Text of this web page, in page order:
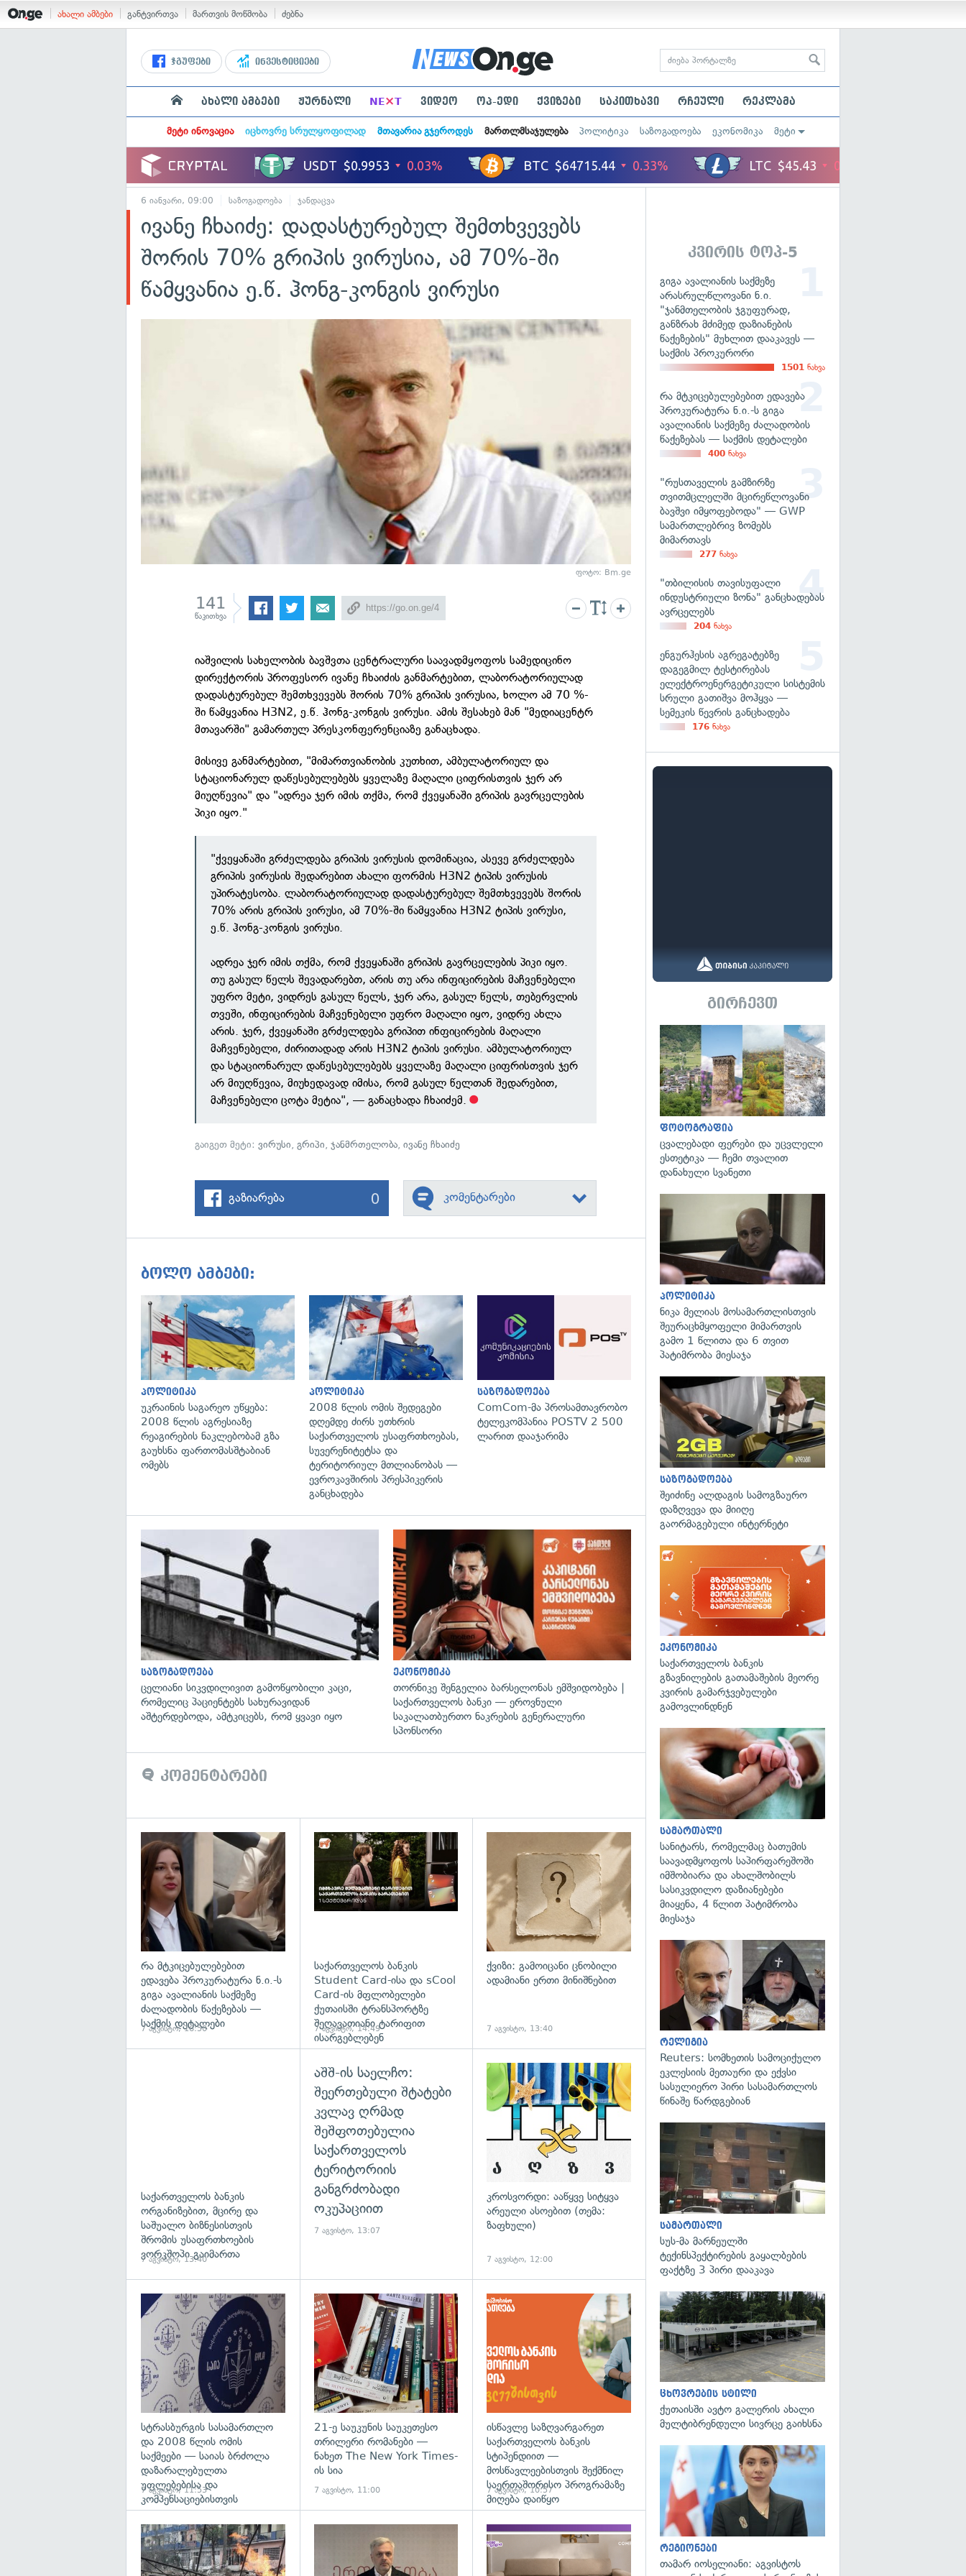
ახალი ამბები განტვირთვა მართვის მოწმობა ძებნა
ჯგუფები ინვესტიციები
ახალი ამბები ჟურნალი NE×T ვიდეო ოპ-ედი ქვიზები საკითხავი რჩეული რეკლამა
მეტი ინოვაცია იცხოვრე სრულყოფილად მთავარია გჯეროდეს მართლმსაჯულება პოლიტიკა საზოგადოება ეკონომიკა მეტი
6 იანვარი, 09:00 საზოგადოება ჯანდაცვა
ივანე ჩხაიძე: დადასტურებულ შემთხვევებს
შორის 70% გრიპის ვირუსია, ამ 70%-ში
წამყვანია ე.წ. ჰონგ-კონგის ვირუსი
ფოტო: Bm.ge
141
წაკითხვა
იაშვილის სახელობის ბავშვთა ცენტრალური საავადმყოფოს სამედიცინო
დირექტორის პროფესორ ივანე ჩხაიძის განმარტებით, ლაბორატორიულად
დადასტურებულ შემთხვევებს შორის 70% გრიპის ვირუსია, ხოლო ამ 70 %-
ში წამყვანია H3N2, ე.წ. ჰონგ-კონგის ვირუსი. ამის შესახებ მან "მედიაცენტრ
მთავარში" გამართულ პრესკონფერენციაზე განაცხადა.
მისივე განმარტებით, "მიმართვიანობის კუთხით, ამბულატორიულ და
სტაციონარულ დაწესებულებებს ყველაზე მაღალი ციფრისთვის ჯერ არ
მიუღწევია" და "ადრეა ჯერ იმის თქმა, რომ ქვეყანაში გრიპის გავრცელების
პიკი იყო."
"ქვეყანაში გრძელდება გრიპის ვირუსის დომინაცია, ასევე გრძელდება
გრიპის ვირუსის შედარებით ახალი ფორმის H3N2 ტიპის ვირუსის
უპირატესობა. ლაბორატორიულად დადასტურებულ შემთხვევებს შორის
70% არის გრიპის ვირუსი, ამ 70%-ში წამყვანია H3N2 ტიპის ვირუსი,
ე.წ. ჰონგ-კონგის ვირუსი.
ადრეა ჯერ იმის თქმა, რომ ქვეყანაში გრიპის გავრცელების პიკი იყო.
თუ გასულ წელს შევადარებთ, არის თუ არა ინფიცირების მაჩვენებელი
უფრო მეტი, ვიდრეს გასულ წელს, ჯერ არა, გასულ წელს, თებერვლის
თვეში, ინფიცირების მაჩვენებელი უფრო მაღალი იყო, ვიდრე ახლა
არის. ჯერ, ქვეყანაში გრძელდება გრიპით ინფიცირების მაღალი
მაჩვენებელი, ძირითადად არის H3N2 ტიპის ვირუსი. ამბულატორიულ
და სტაციონარულ დაწესებულებებს ყველაზე მაღალი ციფრისთვის ჯერ
არ მიუღწევია, მიუხედავად იმისა, რომ გასულ წელთან შედარებით,
მაჩვენებელი ცოტა მეტია", — განაცხადა ჩხაიძემ.
გაიგეთ მეტი:ვირუსი,გრიპი,ჯანმრთელობა,ივანე ჩხაიძე
გაზიარება 0 კომენტარები
ბოლო ამბები:
გადახედვა
პოლიტიკა
უკრაინის საგარეო უწყება:
2008 წლის აგრესიაზე
რეაგირების ნაკლებობამ გზა
გაუხსნა ფართომასშტაბიან
ომებს
პოლიტიკა
2008 წლის ომის შედეგები
დღემდე ძირს უთხრის
საქართველოს უსაფრთხოებას,
სუვერენიტეტსა და
ტერიტორიულ მთლიანობას —
ევროკავშირის პრესპიკერის
განცხადება
გადახედვა
საზოგადოება
ComCom-მა პროსამთავრობო
ტელეკომპანია POSTV 2 500
ლარით დააჯარიმა
საზოგადოება
ცელიანი სიკვდილივით გამოწყობილი კაცი,
რომელიც პაციენტებს სახურავიდან
აშტერდებოდა, ამტკიცებს, რომ ყვავი იყო
ეკონომიკა
თორნიკე შენგელია ბარსელონას ემშვიდობება |
საქართველოს ბანკი — ეროვნული
საკალათბურთო ნაკრების გენერალური
სპონსორი
კომენტარები
გადახედვა
რა მტკიცებულებებით
ედავება პროკურატურა ნ.ი.-ს
გიგა ავალიანის საქმეზე
ძალადობის წაქეზებას —
საქმის დეტალები
7 აგვისტო, 16:50
საქართველოს ბანკის
Student Card-ისა და sCool
Card-ის მფლობელები
ქუთაისში ტრანსპორტზე
შეღავათიანი ტარიფით
ისარგებლებენ
7 აგვისტო, 14:49
ქვიზი: გამოიცანი ცნობილი
ადამიანი ერთი მინიშნებით
7 აგვისტო, 13:40
საქართველოს ბანკის
ორგანიზებით, მცირე და
საშუალო ბიზნესისთვის
შრომის უსაფრთხოების
ვორკშოპი გაიმართა
7 აგვისტო, 13:40
აშშ-ის საელჩო:
შეერთებული შტატები
კვლავ ღრმად
შეშფოთებულია
საქართველოს
ტერიტორიის
განგრძობადი
ოკუპაციით
7 აგვისტო, 13:07
გადახედვა
კროსვორდი: ააწყვე სიტყვა
არეული ასოებით (თემა:
ზაფხული)
7 აგვისტო, 12:00
გადახედვა
სტრასბურგის სასამართლო
და 2008 წლის ომის
საქმეები — საიას ბრძოლა
დაზარალებულთა
უფლებებისა და
კომპენსაციებისთვის
7 აგვისტო, 11:53
გადახედვა
21-ე საუკუნის საუკეთესო
თრილერი რომანები —
ნახეთ The New York Times-
ის სია
7 აგვისტო, 11:00
ისწავლე საზღვარგარეთ
საქართველოს ბანკის
სტიპენდიით —
მოსწავლეებისთვის შექმნილ
საერთაშორისო პროგრამაზე
მიღება დაიწყო
7 აგვისტო, 10:57
გადახედვა
კვირის ტოპ-5
გიგა ავალიანის საქმეზე
არასრულწლოვანი ნ.ი.
"ჯანმთელობის ჯგუფურად,
განზრახ მძიმედ დაზიანების
წაქეზების" მუხლით დააკავეს —
საქმის პროკურორი
1501 ნახვა
რა მტკიცებულებებით ედავება
პროკურატურა ნ.ი.-ს გიგა
ავალიანის საქმეზე ძალადობის
წაქეზებას — საქმის დეტალები
400 ნახვა
"რუსთაველის გამზირზე
თვითმცლელში მცირეწლოვანი
ბავშვი იმყოფებოდა" — GWP
სამართლებრივ ზომებს
მიმართავს
277 ნახვა
"თბილისის თავისუფალი
ინდუსტრიული ზონა" განცხადებას
ავრცელებს
204 ნახვა
ენგურჰესის აგრეგატებზე
დაგეგმილ ტესტირებას
ელექტროენერგეტიკული სისტემის
სრული გათიშვა მოჰყვა —
სემეკის წევრის განცხადება
176 ნახვა
გირჩევთ
ფოტოგრაფია
ცვალებადი ფერები და უცვლელი
ესთეტიკა — ჩემი თვალით
დანახული სვანეთი
პოლიტიკა
ნიკა მელიას მოსამართლისთვის
შეურაცხმყოფელი მიმართვის
გამო 1 წლითა და 6 თვით
პატიმრობა მიესაჯა
საზოგადოება
შეიძინე ალდაგის სამოგზაურო
დაზღვევა და მიიღე
გაორმაგებული ინტერნეტი
ეკონომიკა
საქართველოს ბანკის
გზავნილების გათამაშების მეორე
კვირის გამარჯვებულები
გამოვლინდნენ
სამართალი
სანიტარს, რომელმაც ბათუმის
საავადმყოფოს საპირფარეშოში
იმშობიარა და ახალშობილს
სასიკვდილო დაზიანებები
მიაყენა, 4 წლით პატიმრობა
მიესაჯა
რელიგია
Reuters: სომხეთის სამოციქულო
ეკლესიის მეთაური და ექვსი
სასულიერო პირი სასამართლოს
წინაშე წარდგებიან
სამართალი
სუს-მა მარნეულში
ტექინსპექტირების გაყალბების
ფაქტზე 3 პირი დააკავა
ცხოვრების სტილი
ქუთაისში ავტო გალერის ახალი
მულტიბრენდული სივრცე გაიხსნა
რეგიონები
თამარ იოსელიანი: აგვისტოს